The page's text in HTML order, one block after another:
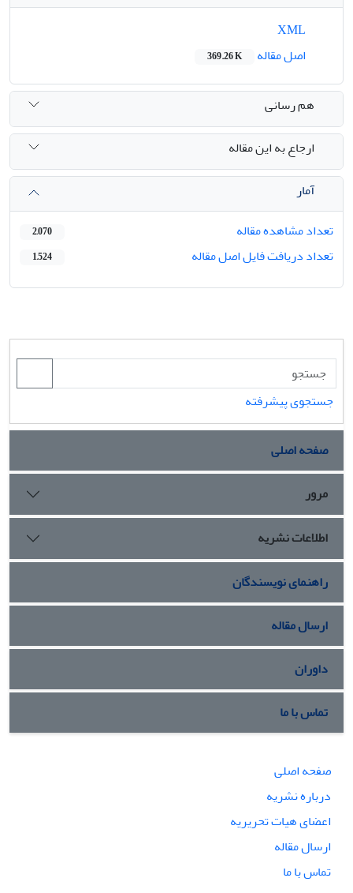
اصل مقاله
369.26 K
هم رسانی
ارجاع به این مقاله
آمار
تعداد مشاهده مقاله
2,070
تعداد دریافت فایل اصل مقاله 1,524
جستجوی پیشرفته
صفحه اصلی
مرور
اطلاعات نشریه
راهنمای نویسندگان
ارسال مقاله
داوران
تماس با ما
صفحه اصلی
درباره نشریه
اعضای هیات تحریریه
ارسال مقاله
تماس با ما